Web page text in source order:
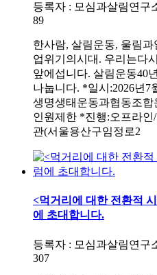
등록자 : 모심과살림연구
89
한사람, 살림운동, 울림
업위기의시대. 우리는다
앞에섭니다. 살림운동40
나눕니다. *일시:2026년7
생명생태운동과협동조
인원제한 *진행:오프라
관(서울용산구임정로2
<먹거리에 대한 전환적
에 초대합니다.
등록자 : 모심과살림연구
307